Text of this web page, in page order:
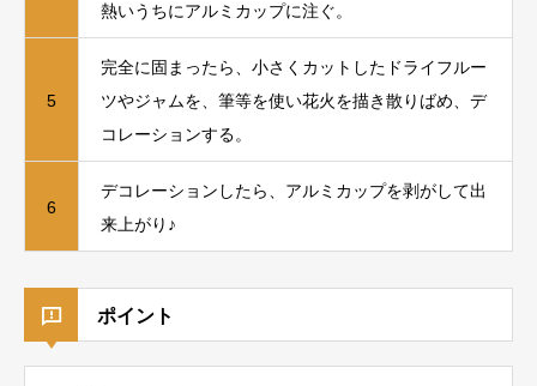
熱いうちにアルミカップに注ぐ。
5
完全に固まったら、小さくカットしたドライフルー
ツやジャムを、筆等を使い花火を描き散りばめ、デ
コレーションする。
6
デコレーションしたら、アルミカップを剥がして出
来上がり♪
ポイント